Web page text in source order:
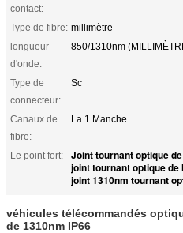
contact:
Type de fibre: millimètre
longueur
d'onde:
850/1310nm
Type de
connecteur:
Sc
Canaux de
fibre:
La 1 Manche
Le point fort: Joint tournant optique
joint tournant optique de
joint 1310nm tournant
véhicules télécommandés
de 1310nm IP66